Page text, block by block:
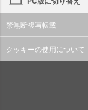
禁無断複写転載
クッキーの使用について